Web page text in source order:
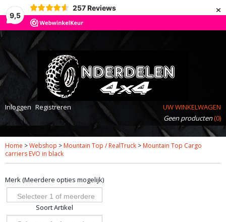
9,5
257 Reviews ×
Inloggen Registreren
UW WINKELWAGEN
Geen producten(0)
Home >Webshop > Mountain Top / RealTruck > Mountain Top Cargo
carriers EVO in black
Merk (Meerdere opties mogelijk)
Selecteer 1 of meerdere
opties
Soort Artikel